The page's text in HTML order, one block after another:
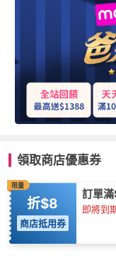
領取商店優惠券
限量
折$8
商店抵用券
訂單
即將到